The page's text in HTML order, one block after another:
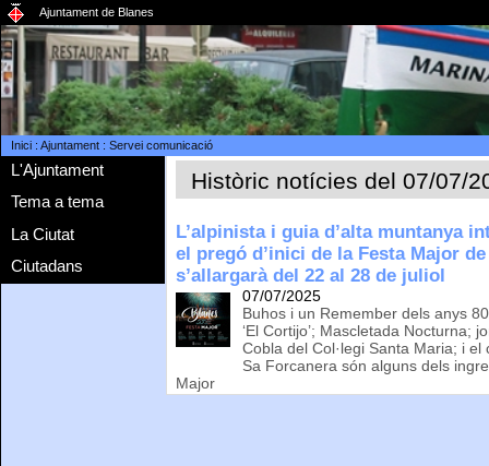
Ajuntament de Blanes
Inici: Ajuntament: Servei comunicació
L'Ajuntament
Tema a tema
La Ciutat
Ciutadans
Històric notícies del 07/07/
L’alpinista i guia d’alta muntanya
el pregó d’inici de la Festa Major
s’allargarà del 22 al 28 de juliol
07/07/2025
Buhos i un Remember dels anys
‘El Cortijo’; Mascletada Nocturna;
Cobla del Col·legi Santa Maria; i
Sa Forcanera són alguns dels
Major